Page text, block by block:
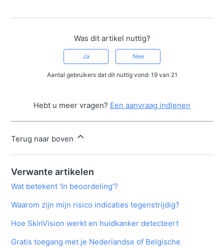
Was dit artikel nuttig?
Ja Nee
Aantal gebruikers dat dit nuttig vond: 19 van 21
Hebt u meer vragen? Een aanvraag indienen
Terug naar boven
Verwante artikelen
Wat betekent ‘In beoordeling’?
Waarom zijn mijn risico indicaties tegenstrijdig?
Hoe SkinVision werkt en huidkanker detecteert
Gratis toegang met je Nederlandse of Belgische